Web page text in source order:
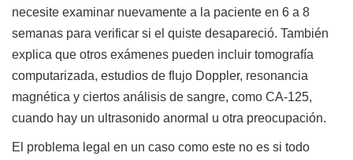
necesite examinar nuevamente a la paciente en 6 a 8
semanas para verificar si el quiste desapareció. También
explica que otros exámenes pueden incluir tomografía
computarizada, estudios de flujo Doppler, resonancia
magnética y ciertos análisis de sangre, como CA-125,
cuando hay un ultrasonido anormal u otra preocupación.
El problema legal en un caso como este no es si todo